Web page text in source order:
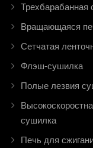
Трехбарабанная
Вращающаяся
Сетчатая
Флэш-сушилка
Полые лезвия
сушилка
Печь для